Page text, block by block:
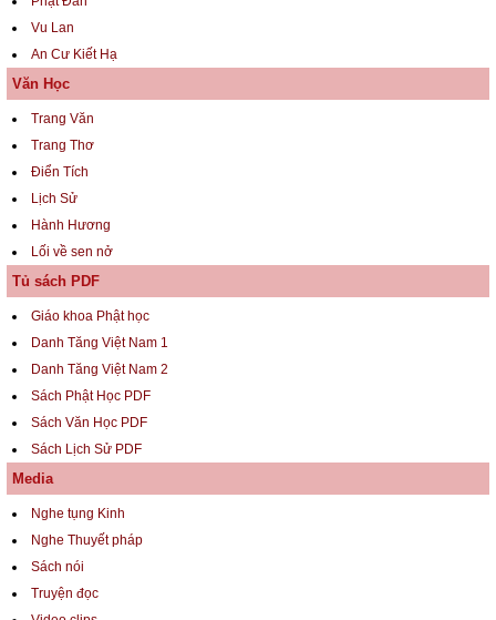
Vu Lan
An Cư Kiết Hạ
Văn Học
Trang Văn
Trang Thơ
Điển Tích
Lịch Sử
Hành Hương
Lối về sen nở
Tủ sách PDF
Giáo khoa Phật học
Danh Tăng Việt Nam 1
Danh Tăng Việt Nam 2
Sách Phật Học PDF
Sách Văn Học PDF
Sách Lịch Sử PDF
Media
Nghe tụng Kinh
Nghe Thuyết pháp
Sách nói
Truyện đọc